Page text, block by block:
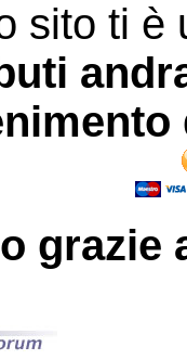
sito ti è
grazie